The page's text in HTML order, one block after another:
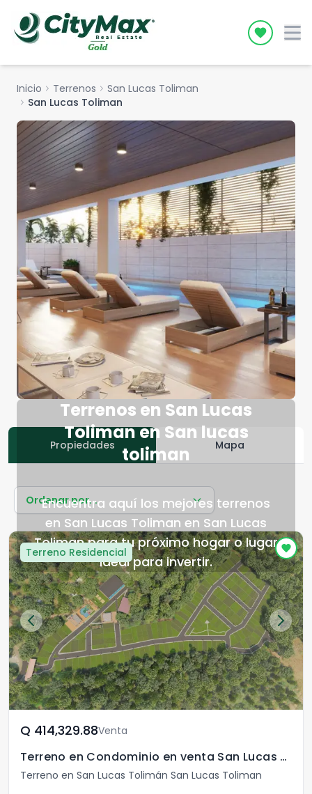
Icon
Inicio chevron_right Terrenos chevron_right San Lucas Toliman
chevron_right San Lucas Toliman
Terrenos en San Lucas
Toliman en San lucas
toliman
Encuentra aquí los mejores terrenos
en San Lucas Toliman en San Lucas
Toliman para tu próximo hogar o lugar
ideal para invertir.
Propiedades Mapa
Ordenar por...
Terreno Residencial
Q	414,329.88Venta
Terreno en Condominio en venta San Lucas Tolimán
Terreno en San Lucas Tolimán San Lucas Toliman